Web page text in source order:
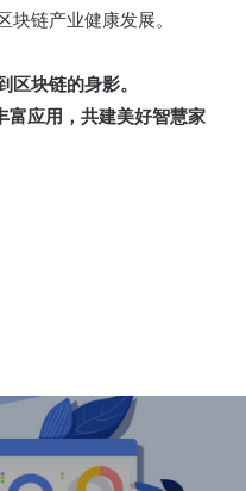
链产业健康发展。
区块链的身影。
应用，共建美好智慧家